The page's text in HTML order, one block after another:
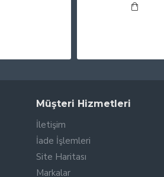
Müşteri Hizmetleri
İletişim
İade İşlemleri
Site Haritası
Markalar